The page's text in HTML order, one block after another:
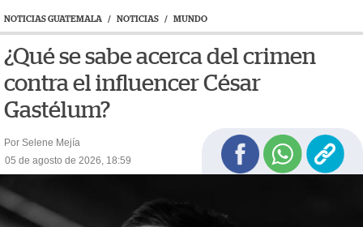
NOTICIAS GUATEMALA / NOTICIAS / MUNDO
¿Qué se sabe acerca del crimen
contra el influencer César
Gastélum?
Por Selene Mejía
05 de agosto de 2026, 18:59